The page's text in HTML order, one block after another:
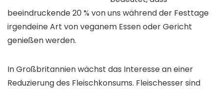
beeindruckende 20 % von uns während der Festtage
irgendeine Art von veganem Essen oder Gericht
genießen werden.
In Großbritannien wächst das Interesse an einer
Reduzierung des Fleischkonsums. Fleischesser sind